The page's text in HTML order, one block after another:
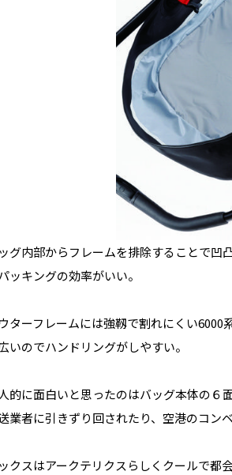
グ内部からフレームを排除することで凹
ッキングの効率がいい。
ターフレームには強靱で割れにくい
いのでハンドリングがしやすい。
的に面白いと思ったのはバッグ本体の６
業者に引きずり回されたり、空港のコン
クスはアークテリクスらしくクールで都